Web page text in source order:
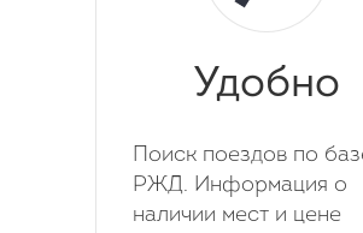
Удобно
Поиск поездов по
РЖД. Информация о
наличии мест и цене